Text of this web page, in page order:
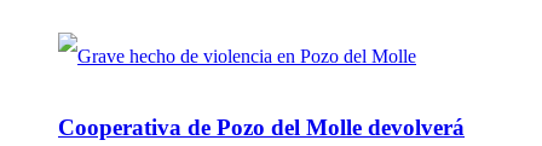
Cooperativa de Pozo del Molle devolverá